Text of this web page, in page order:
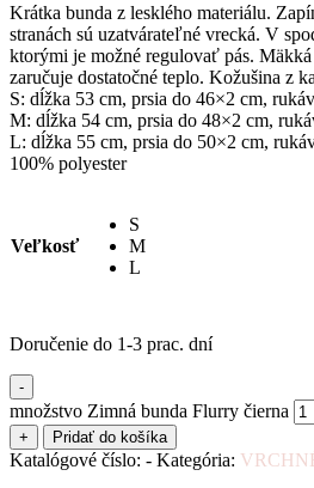
Krátka bunda z lesklého materiálu.
stranách sú uzatvárateľné vrecká. V
ktorými je možné regulovať pás.
zaručuje dostatočné teplo. Kožušina z
S: dĺžka 53 cm, prsia do 46×2 cm,
M: dĺžka 54 cm, prsia do 48×2 cm,
L: dĺžka 55 cm, prsia do 50×2 cm,
100% polyester
Veľkosť
S
M
L
Doručenie do 1-3 prac. dní
-
množstvo Zimná bunda Flurry čierna
+ Pridať do košíka
Katalógové číslo: - Kategória: